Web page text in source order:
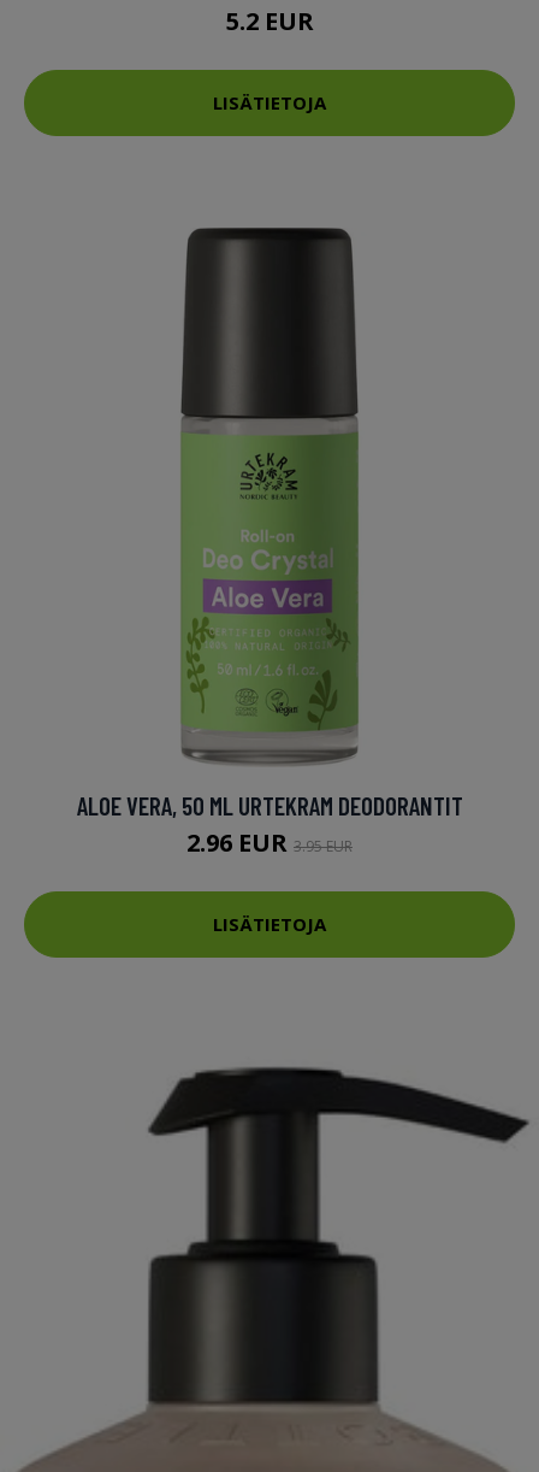
5.2 EUR
LISÄTIETOJA
ALOE VERA, 50 ML URTEKRAM DEODORANTIT
2.96 EUR 3.95 EUR
LISÄTIETOJA